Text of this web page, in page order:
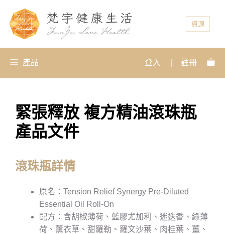
資源
產品 登入 註冊
緊張釋放 複方精油滾珠瓶
產品文件
滾珠瓶詳情
原名：Tension Relief Synergy Pre-Diluted
Essential Oil Roll-On
配方：含胡椒薄荷、藍膠尤加利、迷迭香、綠薄
荷、薰衣草、甜羅勒、羅文沙葉、肉桂葉、薑、